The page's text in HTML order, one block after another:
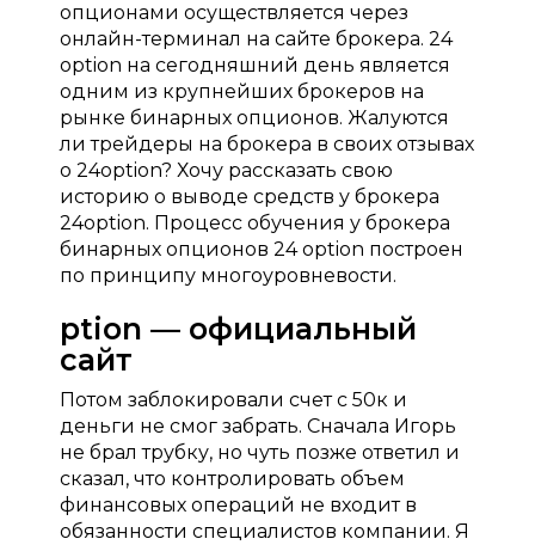
опционами осуществляется через
онлайн-терминал на сайте брокера. 24
option на сегодняшний день является
одним из крупнейших брокеров на
рынке бинарных опционов. Жалуются
ли трейдеры на брокера в своих отзывах
о 24option? Хочу рассказать свою
историю о выводе средств у брокера
24option. Процесс обучения у брокера
бинарных опционов 24 option построен
по принципу многоуровневости.
ption — официальный
сайт
Потом заблокировали счет с 50к и
деньги не смог забрать. Сначала Игорь
не брал трубку, но чуть позже ответил и
сказал, что контролировать объем
финансовых операций не входит в
обязанности специалистов компании. Я